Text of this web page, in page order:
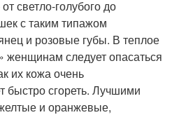
светло-голубого до
с таким типажом
и розовые губы. В теплое
женщинам следует опасаться
их кожа очень
быстро сгореть. Лучшими
и оранжевые,